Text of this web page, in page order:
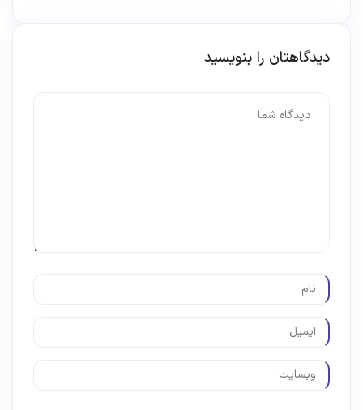
دیدگاهتان را بنویسید